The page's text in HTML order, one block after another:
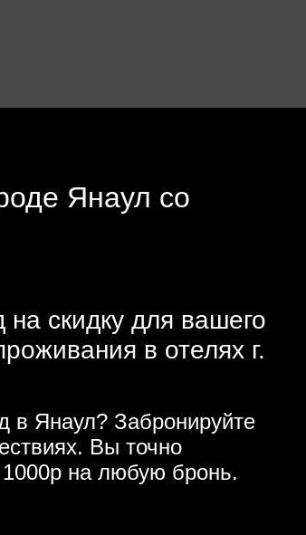
Янаул со
скидку для вашего
в отелях г.
в Янаул? Забронируйте
Вы точно
на любую бронь.